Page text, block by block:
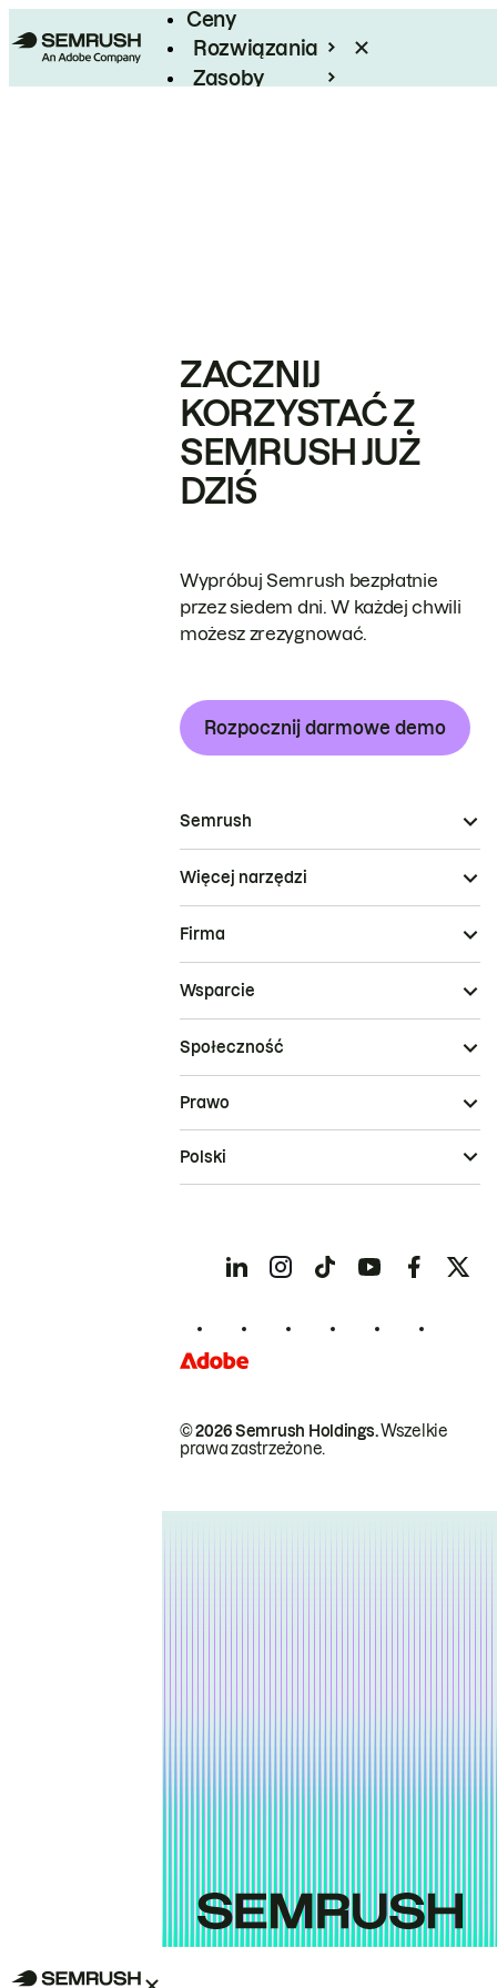
Ceny
Rozwiązania
Zasoby
ZACZNIJ
KORZYSTAĆ Z
SEMRUSH JUŻ
DZIŚ
Wypróbuj Semrush bezpłatnie
przez siedem dni. W każdej chwili
możesz zrezygnować.
Rozpocznij darmowe demo
Semrush
Więcej narzędzi
Firma
Wsparcie
Społeczność
© 2026 Semrush Holdings.Wszelkie
prawa zastrzeżone.
Prawo
Polski